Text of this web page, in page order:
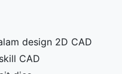
design 2D CAD
CAD